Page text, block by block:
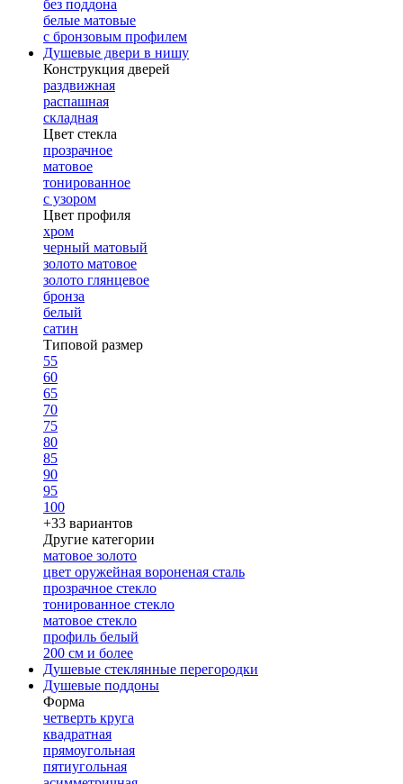
без поддона
белые матовые
с бронзовым профилем
Душевые двери в нишу
Конструкция дверей
раздвижная
распашная
складная
Цвет стекла
прозрачное
матовое
тонированное
с узором
Цвет профиля
хром
черный матовый
золото матовое
золото глянцевое
бронза
белый
сатин
Типовой размер
55
60
65
70
75
80
85
90
95
100
+33 вариантов
Другие категории
матовое золото
цвет оружейная вороненая сталь
прозрачное стекло
тонированное стекло
матовое стекло
профиль белый
200 см и более
Душевые стеклянные перегородки
Душевые поддоны
Форма
четверть круга
квадратная
прямоугольная
пятиугольная